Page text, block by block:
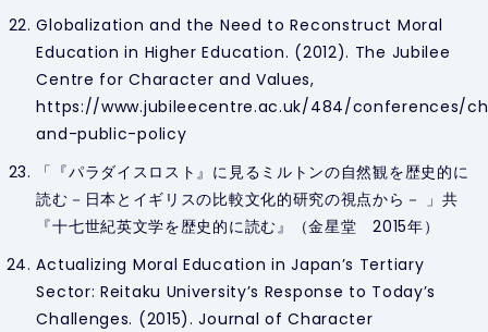
Globalization and the Need to Reconstruct Moral
Education in Higher Education. (2012). The Jubilee
Centre for Character and Values,
https://www.jubileecentre.ac.uk/484/conferences/
and-public-policy
「『パラダイスロスト』に見るミルトンの自然観を歴史的に
読む－日本とイギリスの比較文化的研究の視点から－ 」共
『十七世紀英文学を歴史的に読む』（金星堂 2015年）
Actualizing Moral Education in Japan’s Tertiary
Sector: Reitaku University’s Response to Today’s
Challenges. (2015).Journal of Character